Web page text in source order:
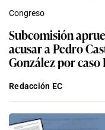
Congreso
Subcomisión
acusar a Pedro
González por
Redacción EC